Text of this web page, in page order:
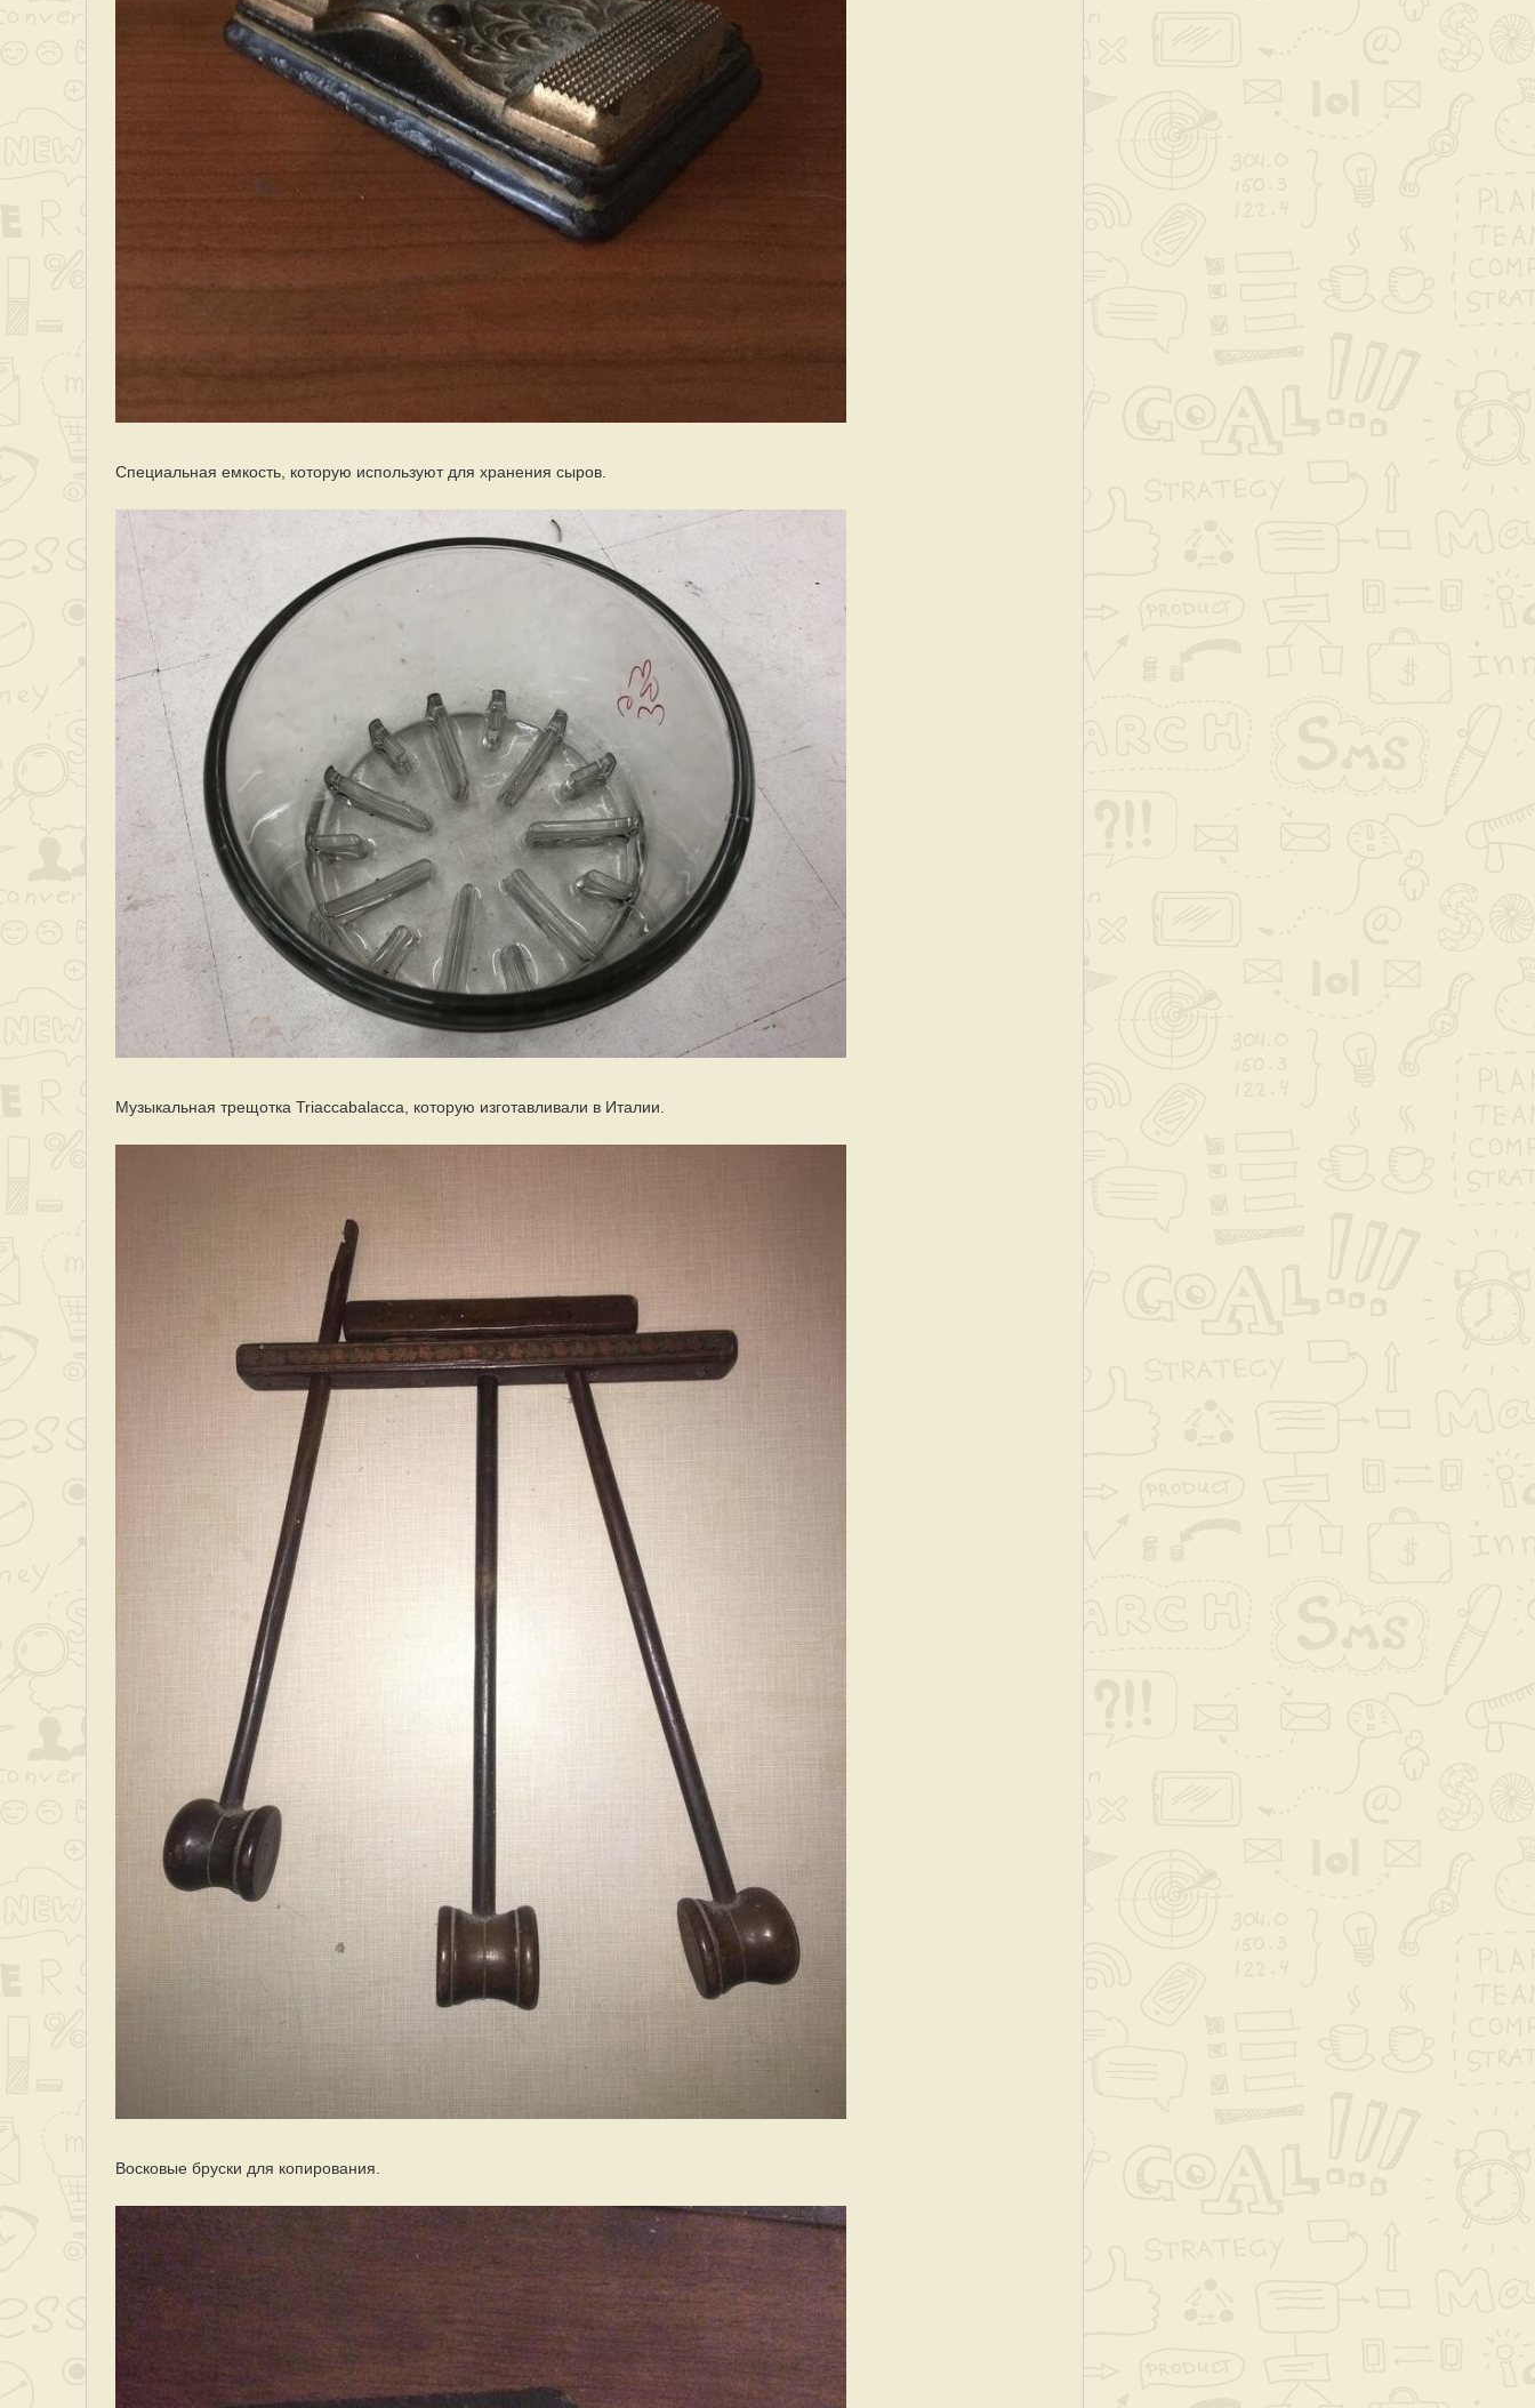
Специальная емкость, которую используют для хранения сыров.
Музыкальная трещотка Triaccabalacca, которую изготавливали в Италии.
Восковые бруски для копирования.